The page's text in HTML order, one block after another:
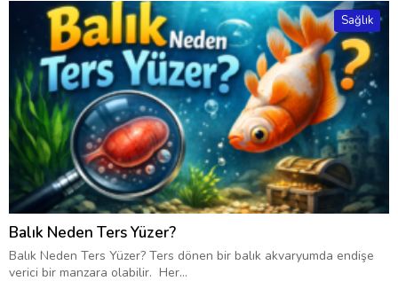
Sağlık
Balık Neden Ters Yüzer?
Balık Neden Ters Yüzer? Ters dönen bir balık akvaryumda endişe
verici bir manzara olabilir. Her...